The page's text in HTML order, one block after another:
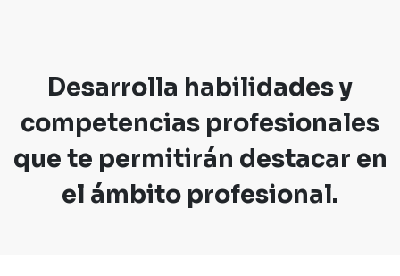
Desarrolla habilidades y
competencias profesionales
que te permitirán destacar en
el ámbito profesional.